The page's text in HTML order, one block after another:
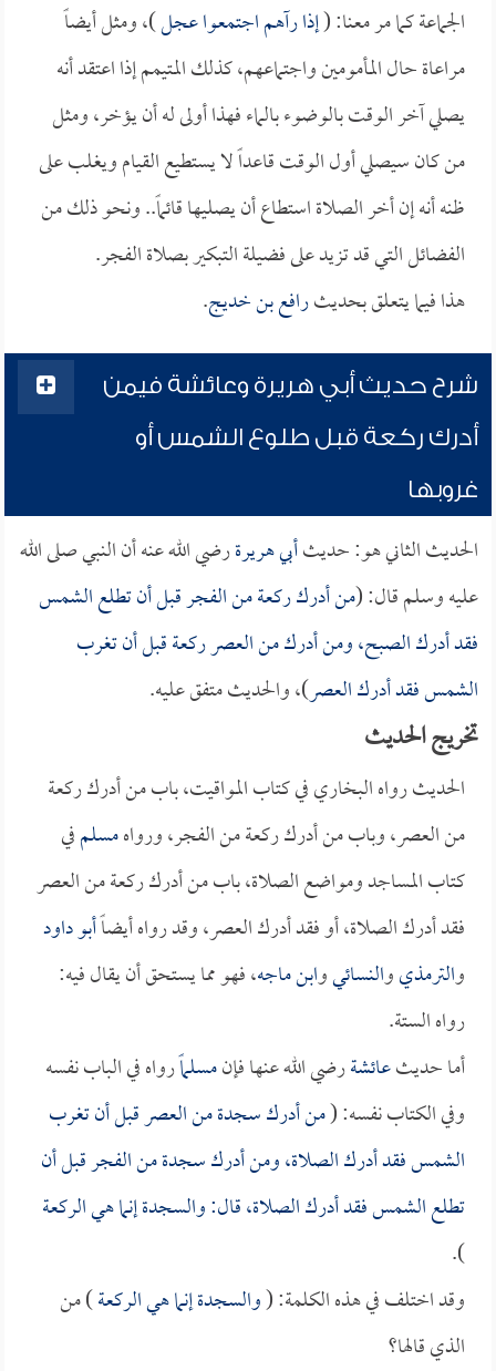
الجماعة كما مر معنا: (إذا رآهم اجتمعوا عجل)، ومثل أيضاً
مراعاة حال المأمومين واجتماعهم، كذلك المتيمم إذا اعتقد أنه
يصلي آخر الوقت بالوضوء بالماء فهذا أولى له أن يؤخر، ومثل
من كان سيصلي أول الوقت قاعداً لا يستطيع القيام ويغلب على
ظنه أنه إن أخر الصلاة استطاع أن يصليها قائماً.. ونحو ذلك من
الفضائل التي قد تزيد على فضيلة التبكير بصلاة الفجر.
هذا فيما يتعلق بحديثرافع بن خديج.
شرح حديث أبي هريرة وعائشة فيمن
أدرك ركعة قبل طلوع الشمس أو
غروبها
الحديث الثاني هو: حديثأبي هريرةرضي الله عنه أن النبي صلى الله
عليه وسلم قال: (من أدرك ركعة من الفجر قبل أن تطلع الشمس
فقد أدرك الصبح، ومن أدرك من العصر ركعة قبل أن تغرب
الشمس فقد أدرك العصر)، والحديث متفق عليه.
تخريج الحديث
الحديث رواه البخاري في كتاب المواقيت، باب من أدرك ركعة
من العصر، وباب من أدرك ركعة من الفجر، ورواهمسلمفي
كتاب المساجد ومواضع الصلاة، باب من أدرك ركعة من العصر
فقد أدرك الصلاة، أو فقد أدرك العصر، وقد رواه أيضاًأبو داود
والترمذيوالنسائيوابن ماجه، فهو مما يستحق أن يقال فيه:
رواه الستة.
أما حديثعائشةرضي الله عنها فإنمسلماًرواه في الباب نفسه
وفي الكتاب نفسه: (من أدرك سجدة من العصر قبل أن تغرب
الشمس فقد أدرك الصلاة، ومن أدرك سجدة من الفجر قبل أن
تطلع الشمس فقد أدرك الصلاة، قال: والسجدة إنما هي الركعة
).
وقد اختلف في هذه الكلمة: (والسجدة إنما هي الركعة) من
الذي قالها؟